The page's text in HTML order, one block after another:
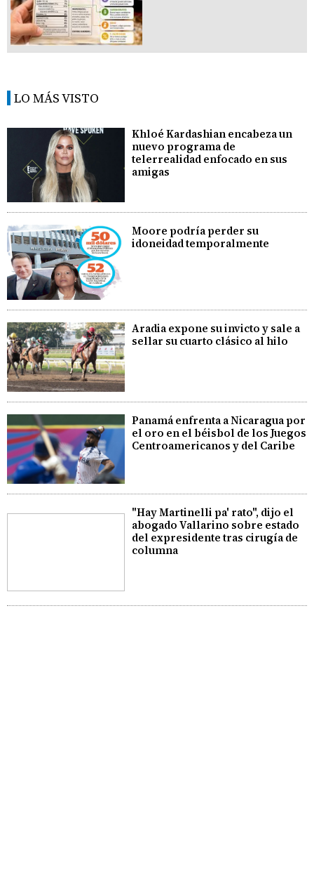
LO MÁS VISTO
Khloé Kardashian encabeza un
nuevo programa de
telerrealidad enfocado en sus
amigas
Moore podría perder su
idoneidad temporalmente
Aradia expone su invicto y sale a
sellar su cuarto clásico al hilo
Panamá enfrenta a Nicaragua por
el oro en el béisbol de los Juegos
Centroamericanos y del Caribe
"Hay Martinelli pa' rato", dijo el
abogado Vallarino sobre estado
del expresidente tras cirugía de
columna